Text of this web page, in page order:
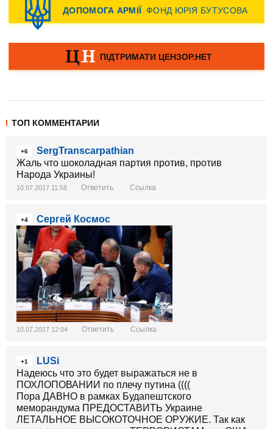
ТОП КОММЕНТАРИИ
+6
SergTranscarpathian
Жаль что шоколадная партия против, против
Народа Украины!
10.07.2017 11:58 Ответить Ссылка
+4 Сергей Космос
10.07.2017 12:04 Ответить Ссылка
+1
LUSi
Надеюсь что это будет выражаться не в
ПОХЛОПОВАНИИ по плечу путина ((((
Пора ДАВНО в рамках Будапештского
меморандума ПРЕДОСТАВИТЬ Украине
ЛЕТАЛЬНОЕ ВЫСОКОТОЧНОЕ ОРУЖИЕ. Так как